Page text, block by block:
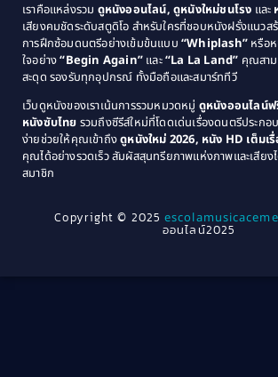
Coming of Age ก้าวพ้นวัย(1)
Coming-of-Age(3)
Community(1)
Crime อาชญากรรม(78)
Cult Film(4)
1979
1976
1974
1971
1969
1964
1940
เราคือแหล่งรวม ดูหนังออนไลน์, ดูหนังใหม่ชนโรง และ
เสียงคมชัดระดับสตูดิโอ สำหรับใครที่ชอบหนังฝรั่งแนวส
การฝึกซ้อมดนตรีอย่างเข้มข้นแบบ “Whiplash” หรือ
ใจอย่าง“Begin Again” และ“La La Land” คุณสาม
สะดุด รองรับทุกอุปกรณ์ ทั้งมือถือและสมาร์ททีวี
เว็บดูหนังของเราเน้นการรวมหมวดหมู่ ดูหนังออนไลน์
หนังซับไทย รวมถึงซีรีส์ใหม่ที่โดดเด่นเรื่องดนตรีประก
ง่ายช่วยให้คุณเข้าถึงดูหนังใหม่ 2026, หนัง HD เต็มเ
คุณได้อย่างรวดเร็ว สัมผัสสุนทรียภาพแห่งภาพและเสีย
สมาชิก
Copyright © 2025
ออนไลน์2025